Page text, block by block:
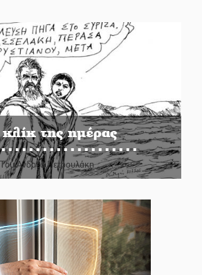
της ημέρας
Του Ανδρέα Πετρουλάκη